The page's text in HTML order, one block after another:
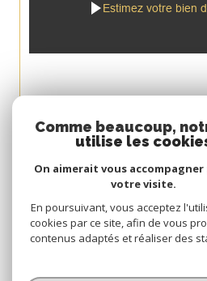
Estimez votre bien
Se
Avis
© 2026 | TOUS DROITS RÉSERVÉS |
Comme beaucoup,
utilise les
On aimerait vous
votre visite.
En poursuivant, vous acceptez
cookies par ce site, afin de vous
contenus adaptés et réaliser des